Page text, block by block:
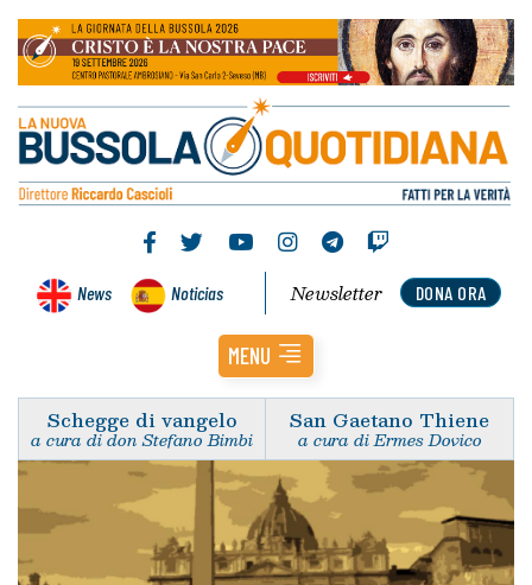
News Noticias DONA ORA
Newsletter
MENU
Schegge di vangelo
a cura di don Stefano Bimbi
San Gaetano Thiene
a cura di Ermes Dovico